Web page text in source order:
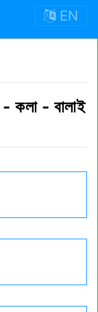
EN
-কলা - বালাই